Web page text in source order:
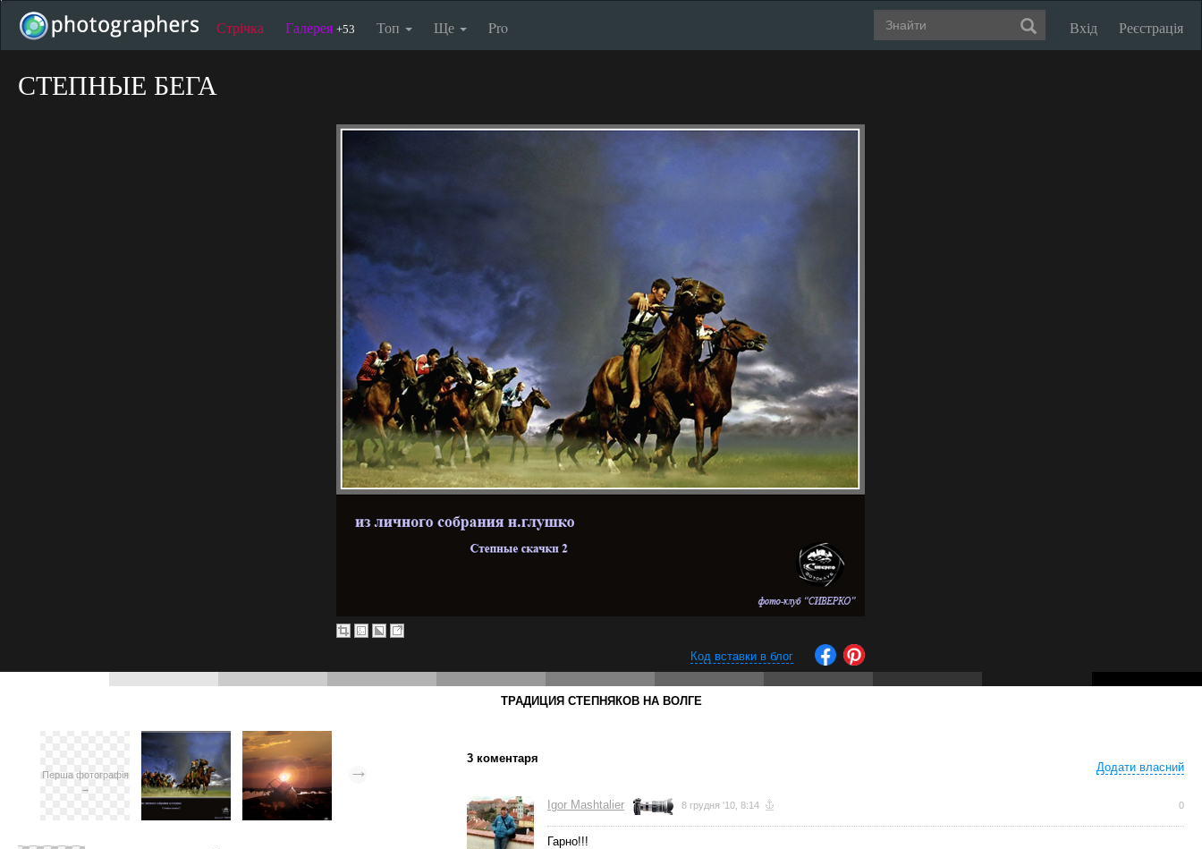
Стрічка Галерея +53 Топ Ще Pro Вхід Реєстрація
СТЕПНЫЕ БЕГА
Код вставки в блог
ТРАДИЦИЯ СТЕПНЯКОВ НА ВОЛГЕ
Перша фотографія
→
3 коментаря
Додати власний
Igor Mashtalier 8 грудня '10, 8:14 0
Гарно!!!